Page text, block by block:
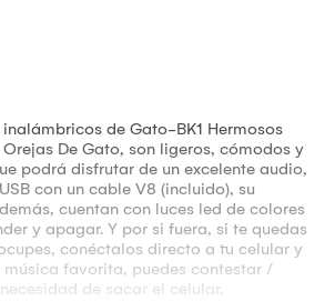
de Gato-BK1 Hermosos
De Gato, son ligeros, cómodos y
podrá disfrutar de un excelente audio,
con un cable V8 (incluido), su
cuentan con luces led de colores
y apagar. Y por si fuera, si te quedas
conéctalos directo a tu celular y
música favorita, puedes contestar /
de sacar el celular.